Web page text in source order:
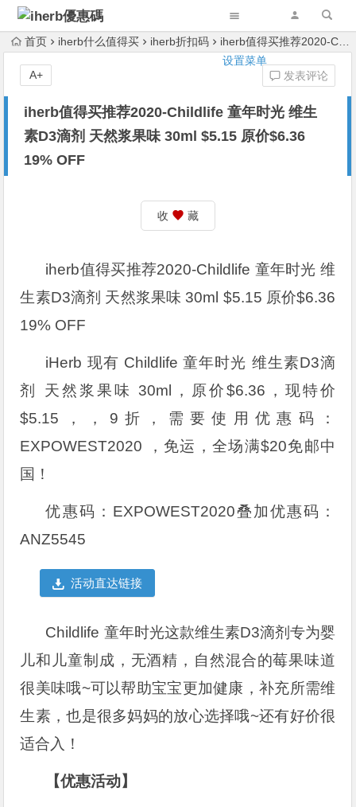
设置菜单
首页 iherb什么值得买 iherb折扣码 iherb值得买推荐2020-Childlife 童年时光 维生素D3滴剂 天然浆果味 30ml $5.15 原价$6.36 19% OFF
iherb值得买推荐2020-Childlife 童年时光 维生
素D3滴剂 天然浆果味 30ml $5.15 原价$6.36
19% OFF
发表评论
A+
收 藏
iherb值得买推荐2020-Childlife 童年时光 维
生素D3滴剂 天然浆果味 30ml $5.15 原价$6.36
19% OFF
iHerb 现有 Childlife 童年时光 维生素D3滴
剂 天然浆果味 30ml，原价$6.36，现特价
$5.15，，9折，需要使用优惠码：
EXPOWEST2020 ，免运，全场满$20免邮中
国！
优惠码： EXPOWEST2020叠加优惠码：
ANZ5545
活动直达链接
Childlife 童年时光这款维生素D3滴剂专为婴
儿和儿童制成，无酒精，自然混合的莓果味道
很美味哦~可以帮助宝宝更加健康，补充所需维
生素，也是很多妈妈的放心选择哦~还有好价很
适合入！
【优惠活动】